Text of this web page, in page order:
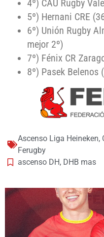
4º) CAU Rugby
5º) Hernani CRE
6º) Unión Rugby
mejor 2º)
7º) Fénix CR
8º) Pasek Belenos
Ascenso Liga Heineken,
Ferugby
ascenso DH, DHB mas